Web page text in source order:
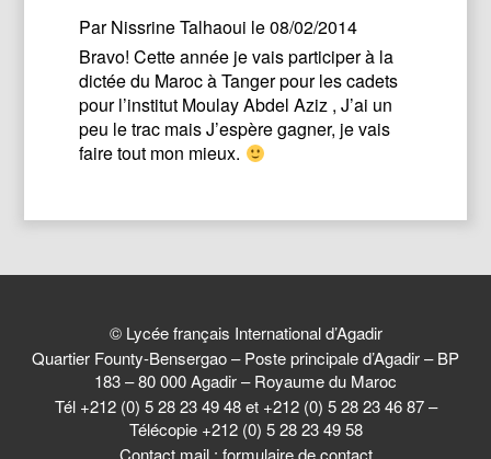
ParNissrine Talhaoui le 08/02/2014
Bravo! Cette année je vais participer à la
dictée du Maroc à Tanger pour les cadets
pour l’institut Moulay Abdel Aziz , J’ai un
peu le trac mais J’espère gagner, je vais
faire tout mon mieux.
© Lycée français International d’Agadir
Quartier Founty-Bensergao – Poste principale d’Agadir – BP
183 – 80 000 Agadir – Royaume du Maroc
Tél +212 (0) 5 28 23 49 48 et +212 (0) 5 28 23 46 87 –
Télécopie +212 (0) 5 28 23 49 58
Contact mail : formulaire de contact